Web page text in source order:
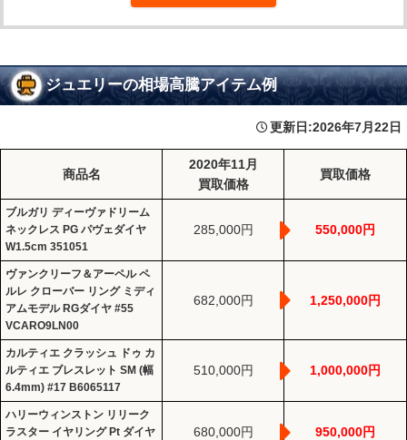
ジュエリーの相場高騰アイテム例
更新日:2026年7月22日
商品名
2020年11月
買取価格
買取価格
ブルガリ ディーヴァドリーム
ネックレス PG パヴェダイヤ
W1.5cm 351051
285,000円 550,000円
ヴァンクリーフ＆アーペル ペ
ルレ クローバー リング ミディ
アムモデル RGダイヤ #55
VCARO9LN00
682,000円 1,250,000円
カルティエ クラッシュ ドゥ カ
ルティエ ブレスレット SM (幅
6.4mm) #17 B6065117
510,000円 1,000,000円
ハリーウィンストン リリーク
ラスター イヤリング Pt ダイヤ
680,000円 950,000円